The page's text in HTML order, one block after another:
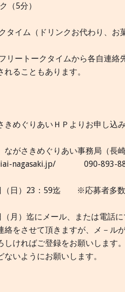
（5分）
イム（ドリンクお代わり、お
トークタイムから各自連絡
こともあります。
めぐりあいＨＰよりお申し込み
ながさきめぐりあい事務局
nagasaki.jp/ 090-893-
（日）23：59迄 ※応募者多数
）迄にメール、または電話に
をさせて頂きますが、メ－ル
ければご登録をお願いします。
いようにお願いします。